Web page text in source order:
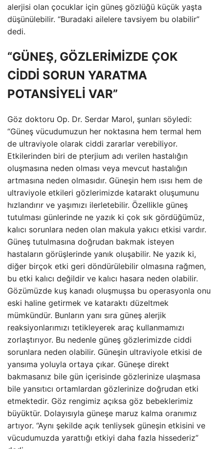
alerjisi olan çocuklar için güneş gözlüğü küçük yaşta
düşünülebilir. “Buradaki ailelere tavsiyem bu olabilir”
dedi.
“GÜNEŞ, GÖZLERİMİZDE ÇOK
CİDDİ SORUN YARATMA
POTANSİYELİ VAR”
Göz doktoru Op. Dr. Serdar Marol, şunları söyledi:
“Güneş vücudumuzun her noktasına hem termal hem
de ultraviyole olarak ciddi zararlar verebiliyor.
Etkilerinden biri de pterjium adı verilen hastalığın
oluşmasına neden olması veya mevcut hastalığın
artmasına neden olmasıdır. Güneşin hem ısısı hem de
ultraviyole etkileri gözlerimizde katarakt oluşumunu
hızlandırır ve yaşımızı ilerletebilir. Özellikle güneş
tutulması günlerinde ne yazık ki çok sık gördüğümüz,
kalıcı sorunlara neden olan makula yakıcı etkisi vardır.
Güneş tutulmasına doğrudan bakmak isteyen
hastaların görüşlerinde yanık oluşabilir. Ne yazık ki,
diğer birçok etki geri döndürülebilir olmasına rağmen,
bu etki kalıcı değildir ve kalıcı hasara neden olabilir.
Gözümüzde kuş kanadı oluşmuşsa bu operasyonla onu
eski haline getirmek ve kataraktı düzeltmek
mümkündür. Bunların yanı sıra güneş alerjik
reaksiyonlarımızı tetikleyerek araç kullanmamızı
zorlaştırıyor. Bu nedenle güneş gözlerimizde ciddi
sorunlara neden olabilir. Güneşin ultraviyole etkisi de
yansıma yoluyla ortaya çıkar. Güneşe direkt
bakmasanız bile gün içerisinde gözlerinize ulaşmasa
bile yansıtıcı ortamlardan gözlerinize doğrudan etki
etmektedir. Göz rengimiz açıksa göz bebeklerimiz
büyüktür. Dolayısıyla güneşe maruz kalma oranımız
artıyor. “Aynı şekilde açık tenliysek güneşin etkisini ve
vücudumuzda yarattığı etkiyi daha fazla hissederiz”